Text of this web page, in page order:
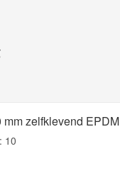
zelfklevend EPDM
10